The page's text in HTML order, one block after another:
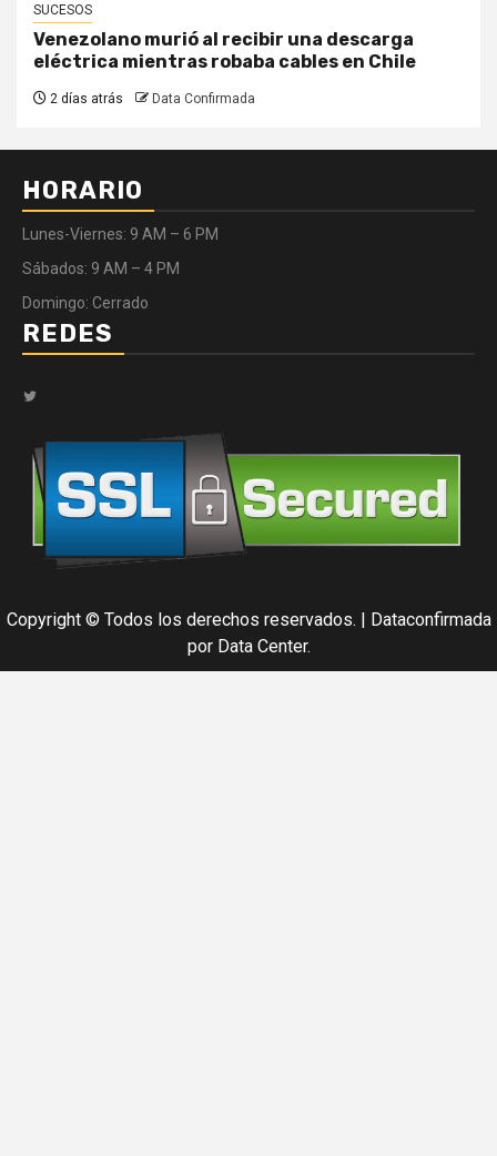
SUCESOS
Venezolano murió al recibir una descarga
eléctrica mientras robaba cables en Chile
2 días atrás Data Confirmada
HORARIO
Lunes-Viernes: 9 AM – 6 PM
Sábados: 9 AM – 4 PM
Domingo: Cerrado
REDES
Twitter
Copyright © Todos los derechos reservados.
Dataconfirmada
por Data Center.